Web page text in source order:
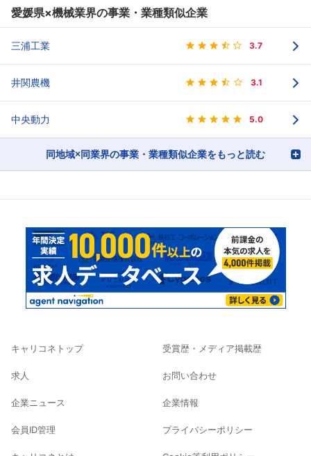
愛媛県×機械業界の事業・業種類似企業
三浦工業 3.7
井関農機 3.1
中央動力 5.0
同地域×同業界の事業・業種類似企業をもっと読む
キャリコネトップ
求人
企業ニュース
会員ID管理
受賞歴・メディア掲載歴
お問い合わせ
企業情報
プライバシーポリシー